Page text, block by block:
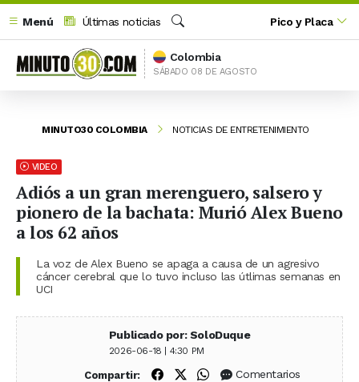
Menú
Últimas noticias
Buscar
Pico y Placa
Colombia
SÁBADO 08 DE AGOSTO
MINUTO30 COLOMBIA NOTICIAS DE ENTRETENIMIENTO
VIDEO
Adiós a un gran merenguero, salsero y
pionero de la bachata: Murió Alex Bueno
a los 62 años
La voz de Alex Bueno se apaga a causa de un agresivo
cáncer cerebral que lo tuvo incluso las útlimas semanas en
UCI
Publicado por: SoloDuque
2026-06-18 | 4:30 PM
Compartir: Compartir en Facebook
Compartir en X (Twitter)
Compartir en WhatsApp
Comentarios